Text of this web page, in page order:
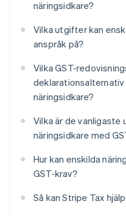
näringsidkare?
Vilka utgifter kan
anspråk på?
Vilka GST-
näringsidkare?
Vilka är de vanligaste
näringsidkare med
Hur kan enskilda
GST-krav?
Så kan Stripe Tax